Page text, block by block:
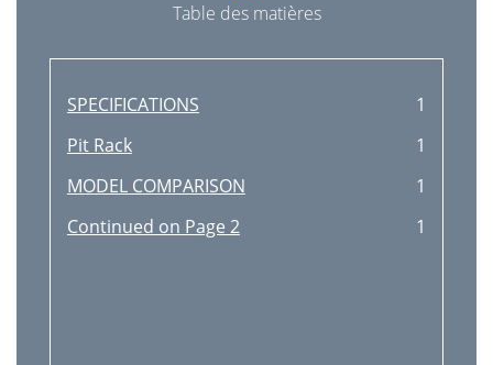
Table des matières
SPECIFICATIONS
1
Pit Rack
1
MODEL COMPARISON
1
Continued on Page 2
1